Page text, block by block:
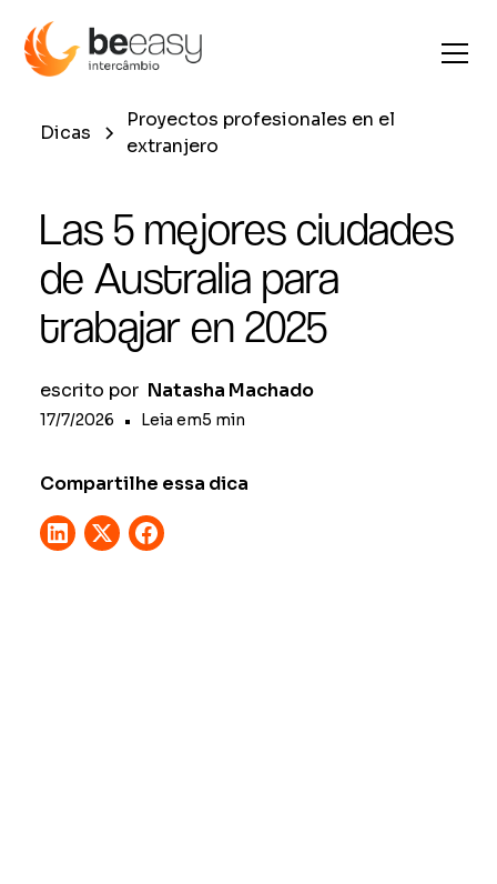
Dicas
Proyectos profesionales en el
extranjero
Las 5 mejores ciudades
de Australia para
trabajar en 2025
escrito por Natasha Machado
17/7/2026 • Leia em5 min
Compartilhe essa dica